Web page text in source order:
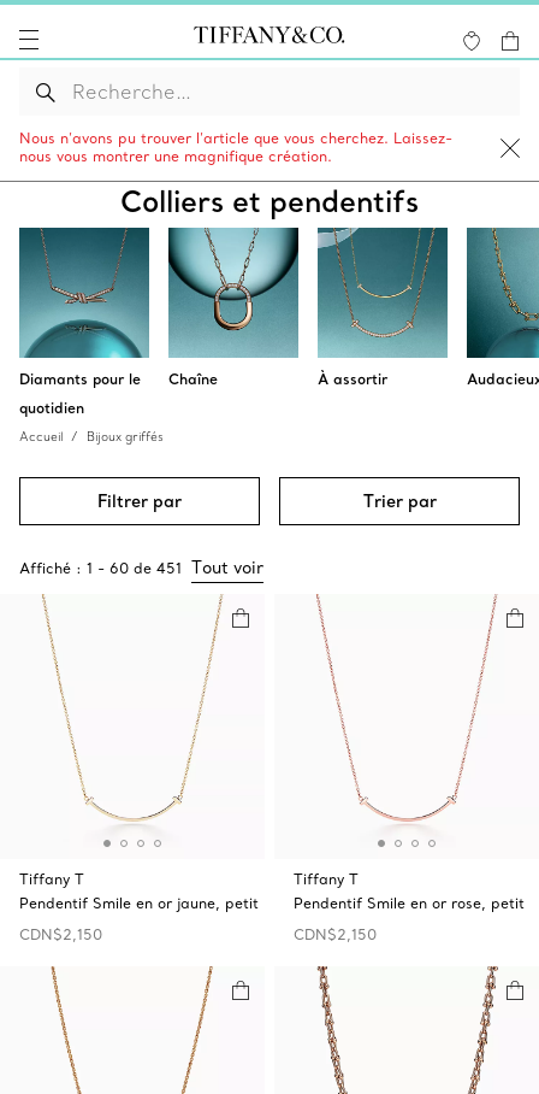
Nous n’avons pu trouver l’article que vous cherchez. Laissez-
nous vous montrer une magnifique création.
Colliers et pendentifs
Diamants pour le
quotidien
Chaîne À assortir
Accueil Bijoux griffés
Filtrer par Trier par
Affiché : 1 - 60 de 451 Tout voir
Tiffany T
Pendentif Smile en or jaune, petit
CDN$2,150
Tiffany T
Pendentif Smile en or rose, petit
CDN$2,150